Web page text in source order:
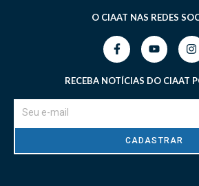
O CIAAT NAS REDES
RECEBA NOTÍCIAS DO CIAAT
CADASTRAR